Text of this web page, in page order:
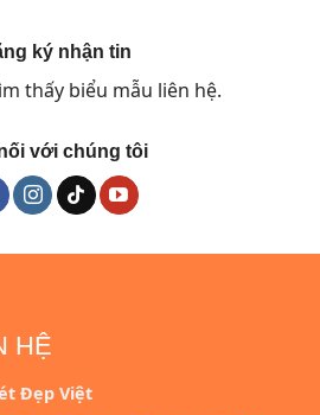
ký nhận tin
thấy biểu mẫu liên hệ.
với chúng tôi
HỆ
Đẹp Việt